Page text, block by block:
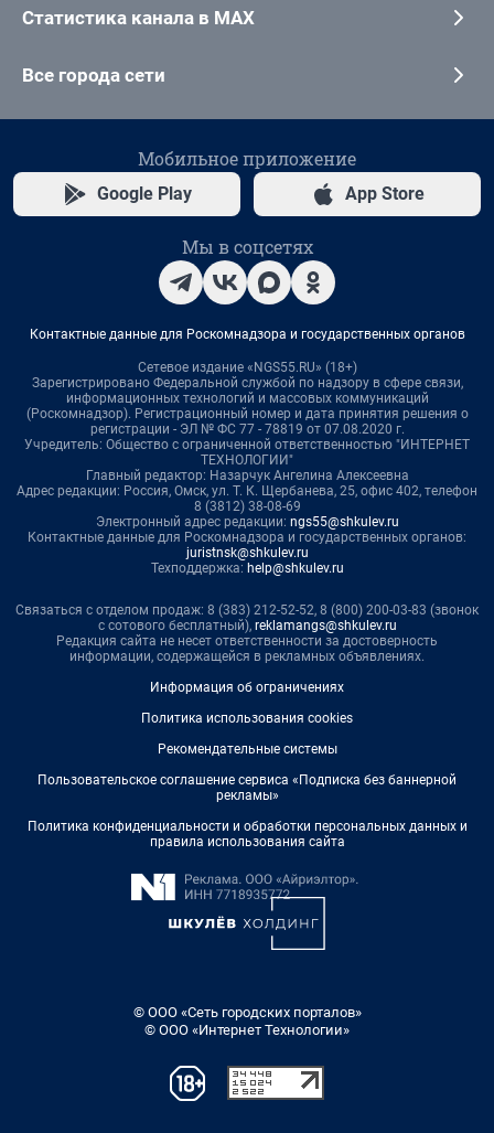
Статистика канала в MAX
Все города сети
Мобильное приложение
Google Play App Store
Мы в соцсетях
Контактные данные для Роскомнадзора и государственных органов
Сетевое издание «NGS55.RU» (18+)
Зарегистрировано Федеральной службой по надзору в сфере связи,
информационных технологий и массовых коммуникаций
(Роскомнадзор). Регистрационный номер и дата принятия решения о
регистрации - ЭЛ № ФС 77 - 78819 от 07.08.2020 г.
Учредитель: Общество с ограниченной ответственностью "ИНТЕРНЕТ
ТЕХНОЛОГИИ"
Главный редактор: Назарчук Ангелина Алексеевна
Адрес редакции: Россия, Омск, ул. Т. К. Щербанева, 25, офис 402, телефон
8 (3812) 38-08-69
Электронный адрес редакции: ngs55@shkulev.ru
Контактные данные для Роскомнадзора и государственных органов:
juristnsk@shkulev.ru
Техподдержка: help@shkulev.ru
Связаться с отделом продаж: 8 (383) 212-52-52, 8 (800) 200-03-83 (звонок
с сотового бесплатный), reklamangs@shkulev.ru
Редакция сайта не несет ответственности за достоверность
информации, содержащейся в рекламных объявлениях.
Информация об ограничениях
Политика использования cookies
Рекомендательные системы
Пользовательское соглашение сервиса «Подписка без баннерной
рекламы»
Политика конфиденциальности и обработки персональных данных и
правила использования сайта
© ООО «Сеть городских порталов»
© ООО «Интернет Технологии»